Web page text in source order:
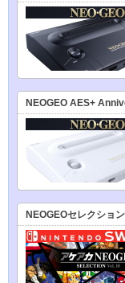
NEOGEO AES+
NEOGEOセレクショ